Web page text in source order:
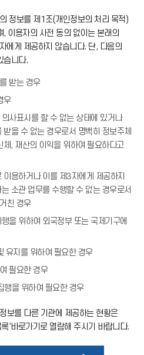
콘
)
정보를 제1조(개인정보의 처리 목적)
이용자의 사전 동의 없이는 본래의
에게 제공하지 않습니다. 단, 다음의
습니다.
받는 경우
우
사표시를 할 수 없는 상태에 있거나
을 수 없는 경우로서 명백히 정보주체
, 재산의 이익을 위하여 필요하다고
용하거나 이를 제3자에게 제공하지
소관 업무를 수행할 수 없는 경우로서
친 경우
을 위하여 외국정부 또는 국제기구에
유지를 위하여 필요한 경우
필요한 경우
행을 위하여 필요한 경우
보를 다른 기관에 제공하는 현황은
’바로가기로 열람해 주시기 바랍니다.